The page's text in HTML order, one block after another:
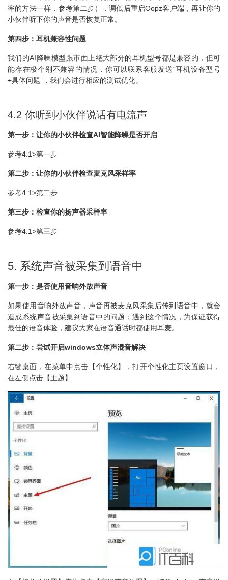
率的方法一样，参考第二步），调低后重启Oopz客户端，再让你的
小伙伴听下你的声音是否恢复正常。
第四步：耳机兼容性问题
我们的AI降噪模型跟市面上绝大部分的耳机型号都是兼容的，但可
能存在极个别不兼容的情况，你可以联系客服发送“耳机设备型号
+具体问题”，我们会进行相应的测试优化。
4.2 你听到小伙伴说话有电流声
第一步：让你的小伙伴检查AI智能降噪是否开启
参考4.1>第一步
第二步：让你的小伙伴检查麦克风采样率
参考4.1>第二步
第三步：检查你的扬声器采样率
参考4.1>第三步
5. 系统声音被采集到语音中
第一步：是否使用音响外放声音
如果使用音响外放声音，声音再被麦克风采集后传到语音中，就会
造成系统声音被采集到语音中的问题；遇到这个情况，为保证获得
最佳的语音体验，建议大家在语音通话时都使用耳麦。
第二步：尝试开启windows立体声混音解决
右键桌面，在菜单中点击【个性化】，打开个性化主页设置窗口，
在左侧点击【主题】